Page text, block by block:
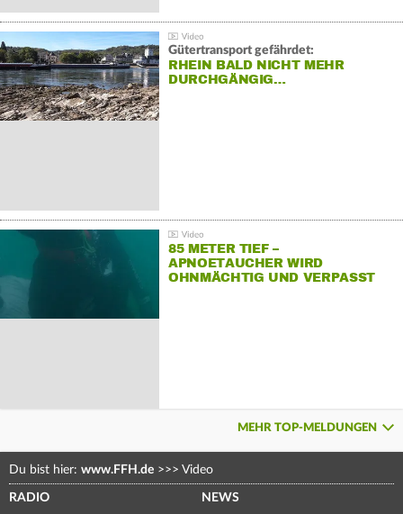
Gütertransport gefährdet:
RHEIN BALD NICHT MEHR
DURCHGÄNGIG…
85 METER TIEF –
APNOETAUCHER WIRD
OHNMÄCHTIG UND VERPASST
MEHR TOP-MELDUNGEN
Du bist hier: www.FFH.de >>> Video
RADIO NEWS